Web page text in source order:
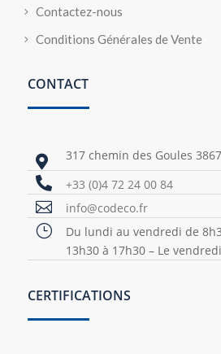
Contactez-nous
Conditions Générales de Vente
CONTACT
 317 chemin des Goules
 +33 (0)4 72 24 00 84
 info@codeco.fr
}
Du lundi au vendredi de
13h30 à 17h30 – Le
CERTIFICATIONS